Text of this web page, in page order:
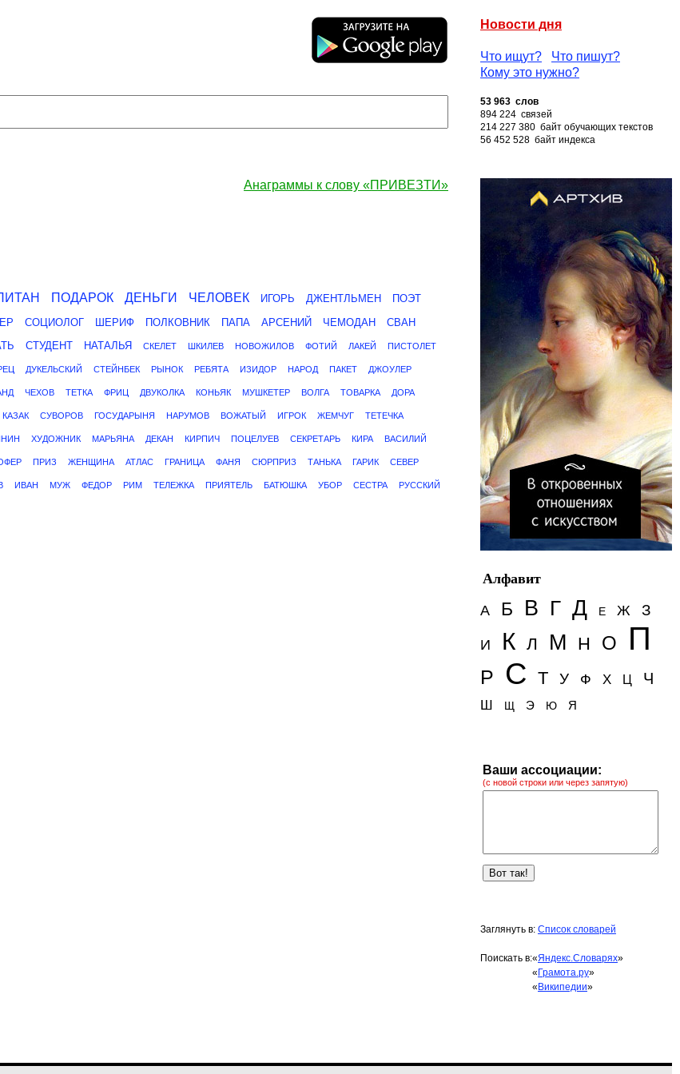
Новости дня
Что ищут?
Что пишут?
Кому это нужно?
53 963 слов
894 224 связей
214 227 380 байт обучающих текстов
56 452 528 байт индекса
Анаграммы к слову «ПРИВЕЗТИ»
ПОДАРОК ДЕНЬГИ ЧЕЛОВЕК ИГОРЬ ДЖЕНТЛЬМЕН
ПОЭТ
СОЦИОЛОГ ШЕРИФ ПОЛКОВНИК ПАПА АРСЕНИЙ ЧЕМОДАН
СВАН
СТУДЕНТ НАТАЛЬЯ СКЕЛЕТ ШКИЛЕВ НОВОЖИЛОВ ФОТИЙ ЛАКЕЙ ПИСТОЛЕТ
ДУКЕЛЬСКИЙ СТЕЙНБЕК РЫНОК РЕБЯТА ИЗИДОР НАРОД ПАКЕТ ДЖОУЛЕР
ЧЕХОВ ТЕТКА ФРИЦ ДВУКОЛКА КОНЬЯК МУШКЕТЕР ВОЛГА ТОВАРКА ДОРА
КАЗАК СУВОРОВ ГОСУДАРЫНЯ НАРУМОВ ВОЖАТЫЙ ИГРОК ЖЕМЧУГ ТЕТЕЧКА
ХУДОЖНИК МАРЬЯНА ДЕКАН КИРПИЧ ПОЦЕЛУЕВ СЕКРЕТАРЬ КИРА ВАСИЛИЙ
ПРИЗ ЖЕНЩИНА АТЛАС ГРАНИЦА ФАНЯ СЮРПРИЗ ТАНЬКА ГАРИК СЕВЕР
ИВАН МУЖ ФЕДОР РИМ ТЕЛЕЖКА ПРИЯТЕЛЬ БАТЮШКА УБОР СЕСТРА РУССКИЙ
Алфавит
А
Б В Г Д Е Ж З
И К Л М Н О П
Р С Т У Ф Х Ц Ч
Ш Щ Э Ю Я
Ваши ассоциации:
(с новой строки или через запятую)
Заглянуть в: Список словарей
Поискать в:«Яндекс.Словарях»
« Грамота.ру»
« Википедии»